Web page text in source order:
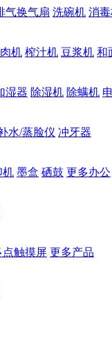
气换气扇 洗碗机 消
机 榨汁机 豆浆机 和
湿器 除湿机 除螨机
水/蒸脸仪 冲牙器
机 墨盒 硒鼓 更多办公
点触摸屏 更多产品